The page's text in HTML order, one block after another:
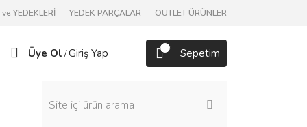
YEDEKLERİ YEDEK PARÇALAR OUTLET ÜRÜNLER
Üye Ol /Giriş Yap Sepetim